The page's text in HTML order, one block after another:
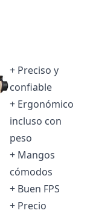
+ Preciso y
confiable
+ Ergonómico
incluso con
peso
+ Mangos
cómodos
+ Buen FPS
+ Precio